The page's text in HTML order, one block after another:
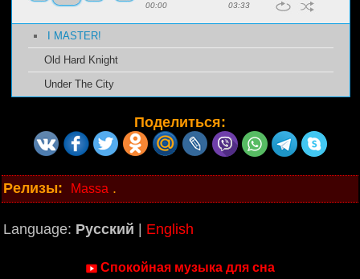
00:00 03:33
I MASTER!
Old Hard Knight
Under The City
Поделиться:
Релизы: Massa .
Language: Русский English
Спокойная музыка для сна